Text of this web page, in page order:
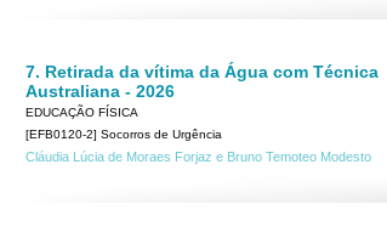
7. Retirada da vítima da Água com Técnica
Australiana - 2026
EDUCAÇÃO FÍSICA
[EFB0120-2] Socorros de Urgência
Cláudia Lúcia de Moraes Forjaz e Bruno Temoteo Modesto